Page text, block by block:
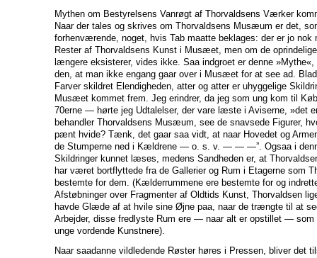
Mythen om Bestyrelsens Vanrøgt af Thorvaldsens Værker
Naar der tales og skrives om Thorvaldsens Musæum er det,
forhenværende, noget, hvis Tab maatte beklages: der er jo nok
Rester af Thorvaldsens Kunst i Musæet, men om de
længere eksisterer, vides ikke. Saa indgroet er denne
den, at man ikke engang gaar over i Musæet for at see ad.
Farver skildret Elendigheden, atter og atter er uhyggelige
Musæet kommet frem. Jeg erindrer, da jeg som ung kom til
70erne — hørte jeg Udtalelser, der vare læste i Aviserne, »det
behandler Thorvaldsens Musæum, see de snavsede Figurer,
pænt hvide? Tænk, det gaar saa vidt, at naar Hovedet og
de Stumperne ned i Kældrene — o. s. v. — — —”. Ogsaa i
Skildringer kunnet læses, medens Sandheden er, at
har været bortflyttede fra de Gallerier og Rum i Etagerne som
bestemte for dem. (Kælderrummene ere bestemte for og
Afstøbninger over Fragmenter af Oldtids Kunst, Thorvaldsen
havde Glæde af at hvile sine Øjne paa, naar de trængte til at
Arbejder, disse fredlyste Rum ere — naar alt er opstillet — som
unge vordende Kunstnere).
Naar saadanne vildledende Røster høres i Pressen, bliver det